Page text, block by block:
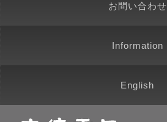
お問い合わせ
Information
English